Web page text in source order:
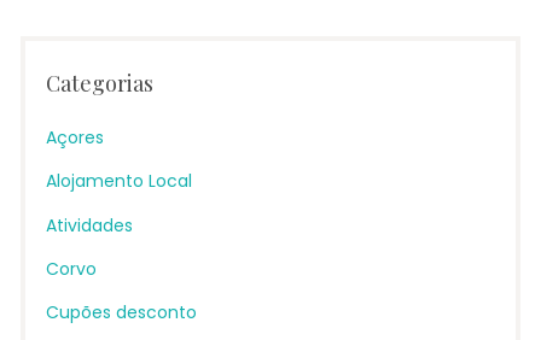
Categorias
Açores
Alojamento Local
Atividades
Corvo
Cupões desconto